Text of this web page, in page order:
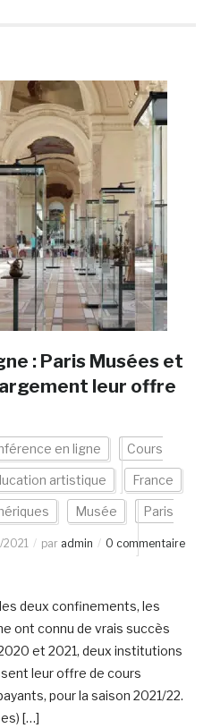
: Paris Musées et
leur offre
en ligne Cours
artistique France
Musée Paris
2021 par admin 0 commentaire
deux confinements, les
ont connu de vrais succès
et 2021, deux institutions
leur offre de cours
pour la saison 2021/22.
[…]